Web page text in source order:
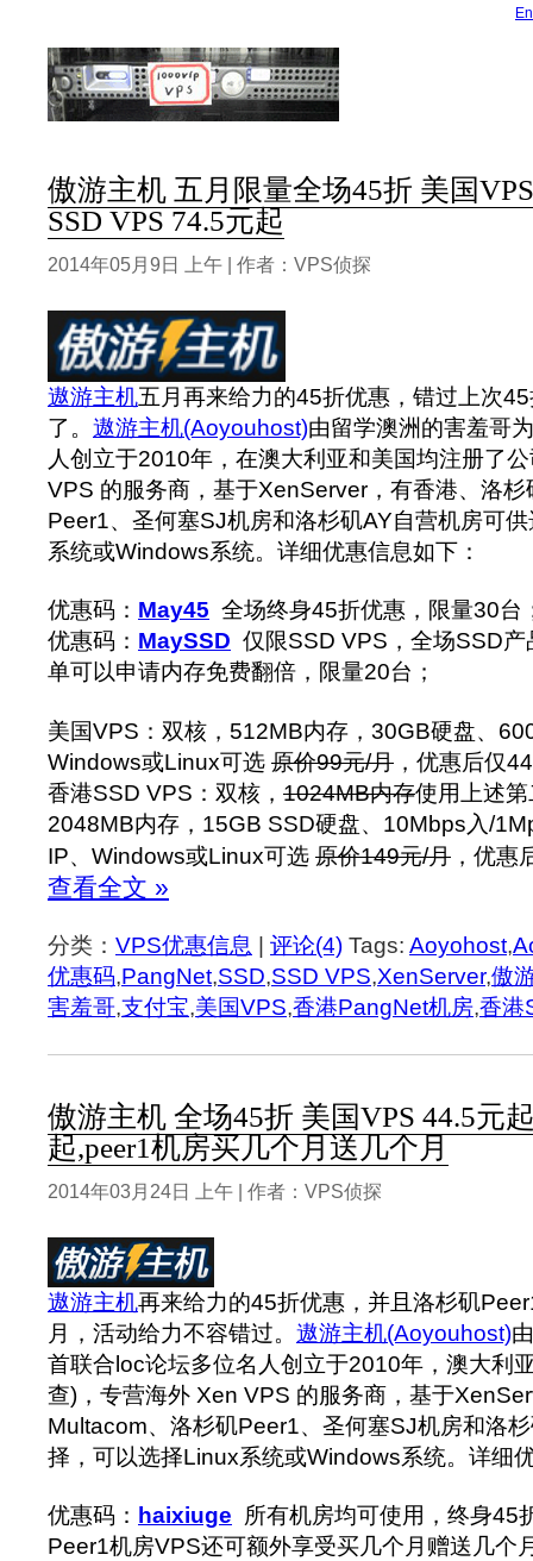
傲游主机 五月限量全场45折 美国
SSD VPS 74.5元起
2014年05月9日 上午 | 作者：VPS侦探
遨游主机五月再来给力的45折优惠，错过上次
了。 遨游主机(Aoyouhost)由留学澳洲的害羞哥
人创立于2010年， 在澳大利亚和美国均注册了
VPS 的服务商，基于XenServer，有香港、洛
Peer1、圣何塞SJ机房和洛杉矶AY自营机房可
系统或Windows系统。详细优惠信息如下：
优惠码： May45 全场终身45折优惠，限量30台
优惠码： MaySSD 仅限SSD VPS，全场SSD
单可以申请内存免费翻倍，限量20台；
美国VPS：双核，512MB内存，30GB硬盘、
Windows或Linux可选 原价99元/月 ，优惠后仅
香港SSD VPS：双核， 1024MB内存使用上述
2048MB内存，15GB SSD硬盘、10Mbps入/
IP、Windows或Linux可选 原价149元/月 ，优惠
查看全文 »
分类： VPS优惠信息 评论(4) Tags: Aoyohost,
优惠码,PangNet,SSD,SSD VPS,XenServer,傲
害羞哥,支付宝,美国VPS,香港PangNet机房,香港
傲游主机 全场45折 美国VPS 44.5元
起,peer1机房买几个月送几个月
2014年03月24日 上午 | 作者：VPS侦探
遨游主机再来给力的45折优惠，并且洛杉矶
月，活动给力不容错过。 遨游主机(Aoyouhost)
首联合loc论坛多位名人创立于2010年，澳大利
查)，专营海外 Xen VPS 的服务商，基于
Multacom、洛杉矶Peer1、圣何塞SJ机房和洛
择，可以选择Linux系统或Windows系统。详细
优惠码： haixiuge 所有机房均可使用，终身45
Peer1机房VPS还可额外享受买几个月赠送几个